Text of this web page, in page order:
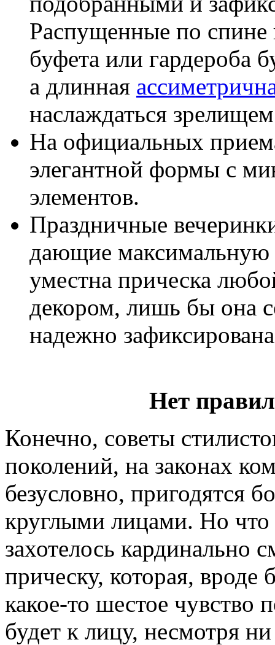
Распущенные по спине
буфета или гардероба
а длинная
наслаждаться
На официальных
элегантной формы с
элементов.
Праздничные
дающие максимальную
уместна прическа
декором, лишь бы она
надежно
Нет
Конечно, советы
поколений, на законах
безусловно, пригодятся
круглыми лицами. Но что
захотелось кардинально
прическу, которая, вроде
какое-то шестое чувство
будет к лицу, несмотря